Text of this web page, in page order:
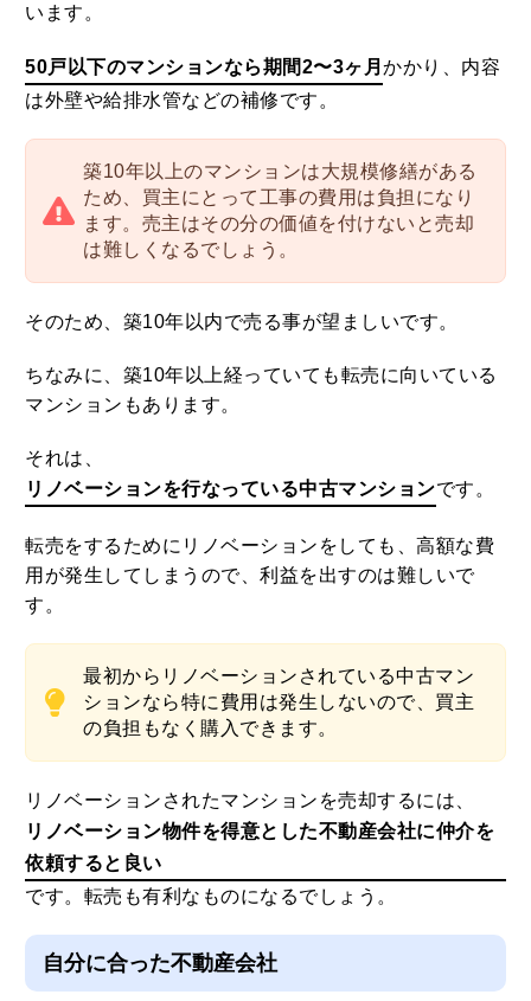
います。
50戸以下のマンションなら期間2〜3ヶ月かかり、内容
は外壁や給排水管などの補修です。
築10年以上のマンションは大規模修繕がある
ため、買主にとって工事の費用は負担になり
ます。売主はその分の価値を付けないと売却
は難しくなるでしょう。
そのため、築10年以内で売る事が望ましいです。
ちなみに、築10年以上経っていても転売に向いている
マンションもあります。
それは、
リノベーションを行なっている中古マンションです。
転売をするためにリノベーションをしても、高額な費
用が発生してしまうので、利益を出すのは難しいで
す。
最初からリノベーションされている中古マン
ションなら特に費用は発生しないので、買主
の負担もなく購入できます。
リノベーションされたマンションを売却するには、
リノベーション物件を得意とした不動産会社に仲介を
依頼すると良い
です。転売も有利なものになるでしょう。
自分に合った不動産会社